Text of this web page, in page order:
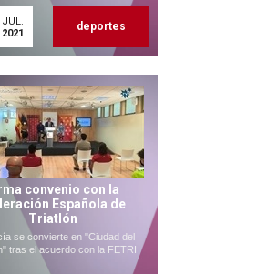
JUL.
2021
deportes
convenio con la
Española de
Triatlón
se convierte en "Ciudad del
tras el acuerdo con la FETRI